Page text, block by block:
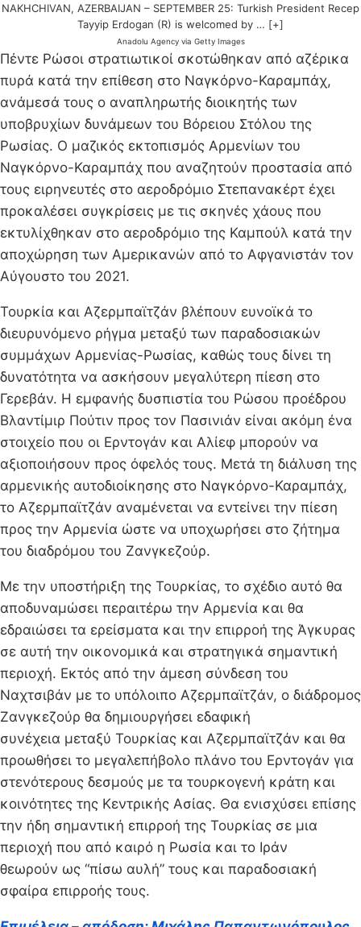
NAKHCHIVAN, AZERBAIJAN – SEPTEMBER 25: Turkish President Recep
Tayyip Erdogan (R) is welcomed by … [+]
Anadolu Agency via Getty Images
Πέντε Ρώσοι στρατιωτικοί σκοτώθηκαν από αζέρικα
πυρά κατά την επίθεση στο Ναγκόρνο-Καραμπάχ,
ανάμεσά τους ο αναπληρωτής διοικητής των
υποβρυχίων δυνάμεων του Βόρειου Στόλου της
Ρωσίας. Ο μαζικός εκτοπισμός Αρμενίων του
Ναγκόρνο-Καραμπάχ που αναζητούν προστασία από
τους ειρηνευτές στο αεροδρόμιο Στεπανακέρτ έχει
προκαλέσει συγκρίσεις με τις σκηνές χάους που
εκτυλίχθηκαν στο αεροδρόμιο της Καμπούλ κατά την
αποχώρηση των Αμερικανών από το Αφγανιστάν τον
Αύγουστο του 2021.
Τουρκία και Αζερμπαϊτζάν βλέπουν ευνοϊκά το
διευρυνόμενο ρήγμα μεταξύ των παραδοσιακών
συμμάχων Αρμενίας-Ρωσίας, καθώς τους δίνει τη
δυνατότητα να ασκήσουν μεγαλύτερη πίεση στο
Γερεβάν. Η εμφανής δυσπιστία του Ρώσου προέδρου
Βλαντίμιρ Πούτιν προς τον Πασινιάν είναι ακόμη ένα
στοιχείο που οι Ερντογάν και Αλίεφ μπορούν να
αξιοποιήσουν προς όφελός τους. Μετά τη διάλυση της
αρμενικής αυτοδιοίκησης στο Ναγκόρνο-Καραμπάχ,
το Αζερμπαϊτζάν αναμένεται να εντείνει την πίεση
προς την Αρμενία ώστε να υποχωρήσει στο ζήτημα
του διαδρόμου του Ζανγκεζούρ.
Με την υποστήριξη της Τουρκίας, το σχέδιο αυτό θα
αποδυναμώσει περαιτέρω την Αρμενία και θα
εδραιώσει τα ερείσματα και την επιρροή της Άγκυρας
σε αυτή την οικονομικά και στρατηγικά σημαντική
περιοχή. Εκτός από την άμεση σύνδεση του
Ναχτσιβάν με το υπόλοιπο Αζερμπαϊτζάν, ο διάδρομος
Ζανγκεζούρ θα δημιουργήσει εδαφική
συνέχεια μεταξύ Τουρκίας και Αζερμπαϊτζάν και θα
προωθήσει το μεγαλεπήβολο πλάνο του Ερντογάν για
στενότερους δεσμούς με τα τουρκογενή κράτη και
κοινότητες της Κεντρικής Ασίας. Θα ενισχύσει επίσης
την ήδη σημαντική επιρροή της Τουρκίας σε μια
περιοχή που από καιρό η Ρωσία και το Ιράν
θεωρούν ως “πίσω αυλή” τους και παραδοσιακή
σφαίρα επιρροής τους.